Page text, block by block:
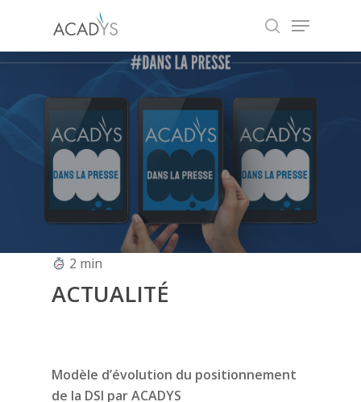
main
search
Menu
2 min
ACTUALITÉ
Modèle d’évolution du positionnement
de la DSI par ACADYS